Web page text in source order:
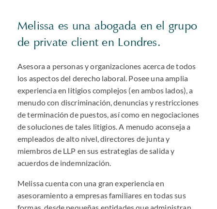
Melissa es una abogada en el grupo
de private client en Londres.
Asesora a personas y organizaciones acerca de todos
los aspectos del derecho laboral. Posee una amplia
experiencia en litigios complejos (en ambos lados), a
menudo con discriminación, denuncias y restricciones
de terminación de puestos, así como en negociaciones
de soluciones de tales litigios. A menudo aconseja a
empleados de alto nivel, directores de junta y
miembros de LLP en sus estrategias de salida y
acuerdos de indemnización.
Melissa cuenta con una gran experiencia en
asesoramiento a empresas familiares en todas sus